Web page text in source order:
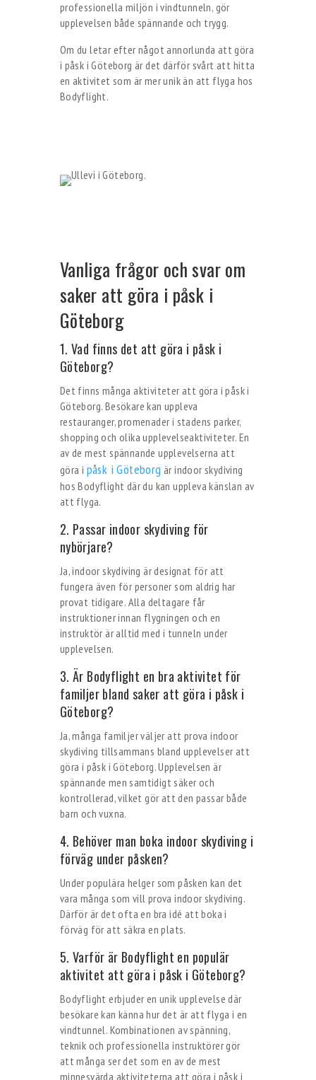
professionella miljön i vindtunneln, gör
upplevelsen både spännande och trygg.
Om du letar efter något annorlunda att göra
i påsk i Göteborg är det därför svårt att hitta
en aktivitet som är mer unik än att flyga hos
Bodyflight.
Vanliga frågor och svar om
saker att göra i påsk i
Göteborg
1. Vad finns det att göra i påsk i
Göteborg?
Det finns många aktiviteter att göra i påsk i
Göteborg. Besökare kan uppleva
restauranger, promenader i stadens parker,
shopping och olika upplevelseaktiviteter. En
av de mest spännande upplevelserna att
göra i påsk i Göteborg är indoor skydiving
hos Bodyflight där du kan uppleva känslan av
att flyga.
2. Passar indoor skydiving för
nybörjare?
Ja, indoor skydiving är designat för att
fungera även för personer som aldrig har
provat tidigare. Alla deltagare får
instruktioner innan flygningen och en
instruktör är alltid med i tunneln under
upplevelsen.
3. Är Bodyflight en bra aktivitet för
familjer bland saker att göra i påsk i
Göteborg?
Ja, många familjer väljer att prova indoor
skydiving tillsammans bland upplevelser att
göra i påsk i Göteborg. Upplevelsen är
spännande men samtidigt säker och
kontrollerad, vilket gör att den passar både
barn och vuxna.
4. Behöver man boka indoor skydiving i
förväg under påsken?
Under populära helger som påsken kan det
vara många som vill prova indoor skydiving.
Därför är det ofta en bra idé att boka i
förväg för att säkra en plats.
5. Varför är Bodyflight en populär
aktivitet att göra i påsk i Göteborg?
Bodyflight erbjuder en unik upplevelse där
besökare kan känna hur det är att flyga i en
vindtunnel. Kombinationen av spänning,
teknik och professionella instruktörer gör
att många ser det som en av de mest
minnesvärda aktiviteterna att göra i påsk i